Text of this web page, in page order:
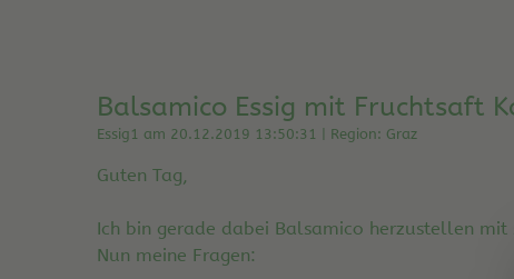
Balsamico Essig mit Fruchtsaft
Essig1 am 20.12.2019 13:50:31 | Region: Graz
Guten Tag,
Ich bin gerade dabei Balsamico herzustellen
Nun meine Fragen: